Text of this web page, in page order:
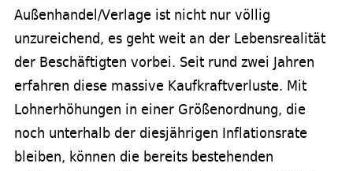
Außenhandel/Verlage ist nicht nur völlig
unzureichend, es geht weit an der Lebensrealität
der Beschäftigten vorbei. Seit rund zwei Jahren
erfahren diese massive Kaufkraftverluste. Mit
Lohnerhöhungen in einer Größenordnung, die
noch unterhalb der diesjährigen Inflationsrate
bleiben, können die bereits bestehenden